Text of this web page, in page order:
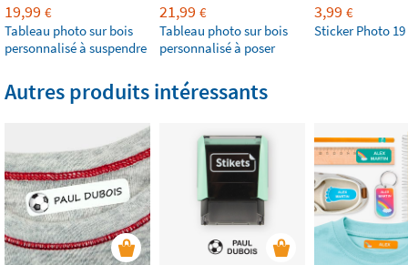
19,99 €
Tableau photo sur bois
personnalisé à suspendre
21,99 €
Tableau photo sur bois
personnalisé à poser
3,99 €
Sticker Photo 19
Autres produits intéressants